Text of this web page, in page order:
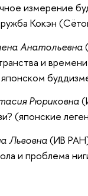
измерение
Кокэн
Анатольевна
и
Рюриковна
(японские
Львовна(ИВ
и проблема